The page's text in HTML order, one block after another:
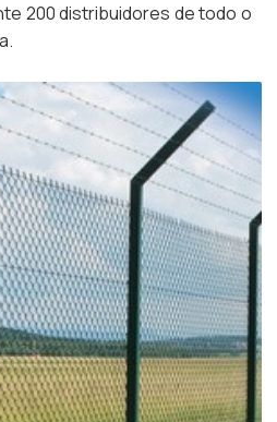
200 distribuidores de todo o